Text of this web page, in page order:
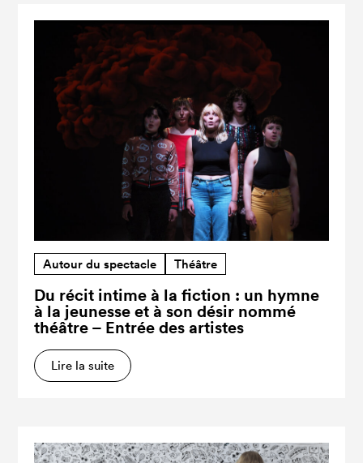
Autour du spectacle Théâtre
Du récit intime à la fiction : un hymne
à la jeunesse et à son désir nommé
théâtre – Entrée des artistes
Lire la suite